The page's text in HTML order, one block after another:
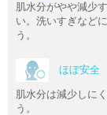
肌水分がやや減少
い。洗いすぎなど
う。
ほぼ安全
肌水分は減少しに
う。